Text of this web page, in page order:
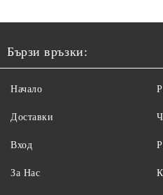
Бързи връзки:
Начало
Доставки
Вход
За Нас